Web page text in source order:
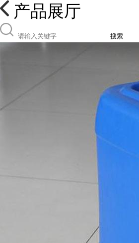
产品展厅
搜索